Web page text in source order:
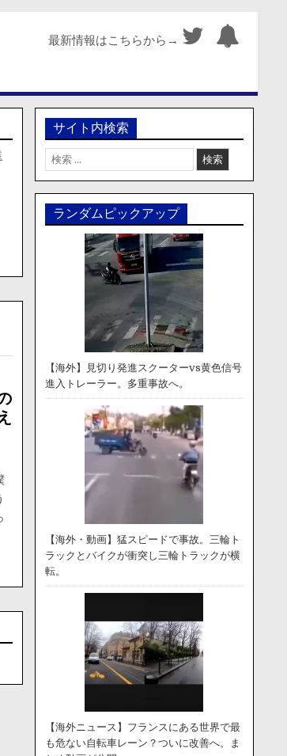
最新情報はこちらから→
サイト内検索
検
索:
ランダムピックアップ
【海外】見切り発進スクーターvs黄色信号
進入トレーラー。多重事故へ。
【海外・動画】猛スピードで事故。三輪ト
ラックとバイクが衝突し三輪トラックが横
転。
【海外ニュース】フランスにある世界で最
も危ない自転車レーン？ついに改善へ。ま